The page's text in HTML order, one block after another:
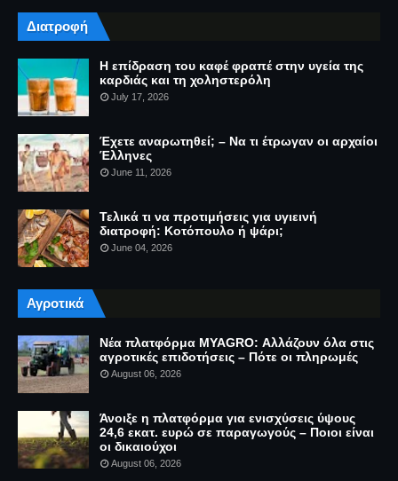
Διατροφή
Η επίδραση του καφέ φραπέ στην υγεία της
καρδιάς και τη χοληστερόλη
July 17, 2026
Έχετε αναρωτηθεί; – Να τι έτρωγαν οι αρχαίοι
Έλληνες
June 11, 2026
Τελικά τι να προτιμήσεις για υγιεινή
διατροφή: Κοτόπουλο ή ψάρι;
June 04, 2026
Αγροτικά
Νέα πλατφόρμα MYAGRO: Αλλάζουν όλα στις
αγροτικές επιδοτήσεις – Πότε οι πληρωμές
August 06, 2026
Άνοιξε η πλατφόρμα για ενισχύσεις ύψους
24,6 εκατ. ευρώ σε παραγωγούς – Ποιοι είναι
οι δικαιούχοι
August 06, 2026